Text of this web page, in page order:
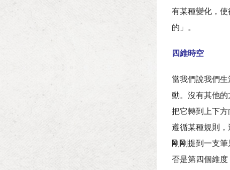
有某種變化，
的」。
四維時空
當我們說我們
動。沒有其他
把它轉到上下
遵循某種規則
剛剛提到一支
否是第四個維